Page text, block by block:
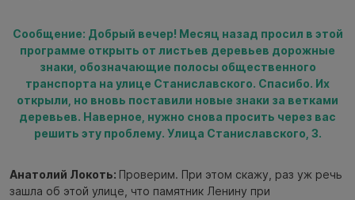
Сообщение: Добрый вечер! Месяц назад просил в этой
программе открыть от листьев деревьев дорожные
знаки, обозначающие полосы общественного
транспорта на улице Станиславского. Спасибо. Их
открыли, но вновь поставили новые знаки за ветками
деревьев. Наверное, нужно снова просить через вас
решить эту проблему. Улица Станиславского, 3.
Анатолий Локоть: Проверим. При этом скажу, раз уж речь
зашла об этой улице, что памятник Ленину при